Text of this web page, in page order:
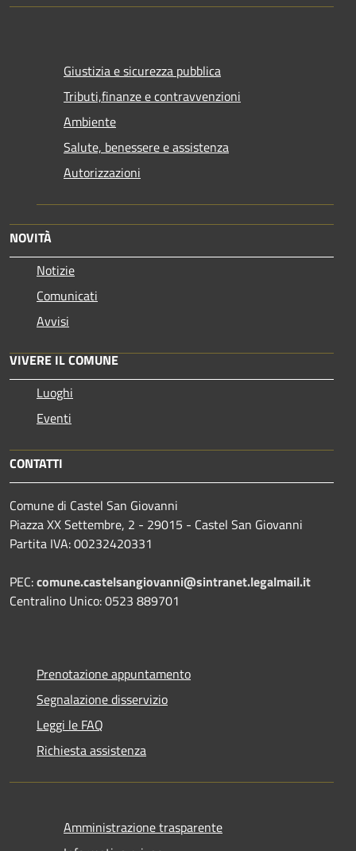
Giustizia e sicurezza pubblica
Tributi,finanze e contravvenzioni
Ambiente
Salute, benessere e assistenza
Autorizzazioni
NOVITÀ
Notizie
Comunicati
Avvisi
VIVERE IL COMUNE
Luoghi
Eventi
CONTATTI
Comune di Castel San Giovanni
Piazza XX Settembre, 2 - 29015 - Castel San Giovanni
Partita IVA: 00232420331
PEC:comune.castelsangiovanni@sintranet.legalmail.it
Centralino Unico: 0523 889701
Prenotazione appuntamento
Segnalazione disservizio
Leggi le FAQ
Richiesta assistenza
Amministrazione trasparente